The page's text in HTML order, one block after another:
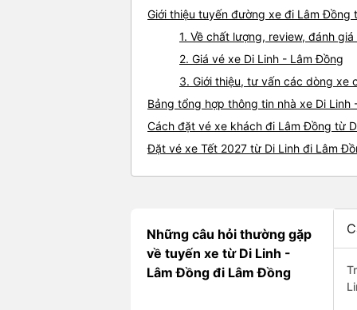
Giới thiệu tuyến đường xe đi Lâm Đồng
1. Về chất lượng, review, đánh
2. Giá vé xe Di Linh - Lâm Đồng
3. Giới thiệu, tư vấn các dòng xe
Bảng tổng hợp thông tin nhà xe Di Linh
Cách đặt vé xe khách đi Lâm Đồng từ
Đặt vé xe Tết 2027 từ Di Linh đi Lâm
Những câu hỏi thường gặp
về tuyến xe từ Di Linh -
Lâm Đồng đi Lâm Đồng